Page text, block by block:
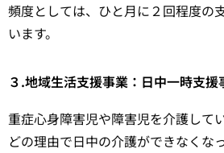
頻度としては、ひと月に２回程度の
います。
３.地域生活支援事業：日中一時支援
重症心身障害児や障害児を介護して
どの理由で日中の介護ができなくな